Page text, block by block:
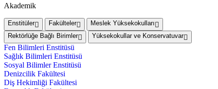
Akademik
Enstitüler Fakülteler
Meslek Yüksekokulları
Rektörlüğe Bağlı Birimler
Yüksekokullar ve Konservatuvar
Fen Bilimleri Enstitüsü
Sağlık Bilimleri Enstitüsü
Sosyal Bilimler Enstitüsü
Denizcilik Fakültesi
Diş Hekimliği Fakültesi